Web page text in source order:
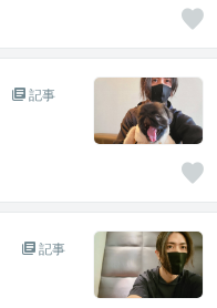
記事
記事